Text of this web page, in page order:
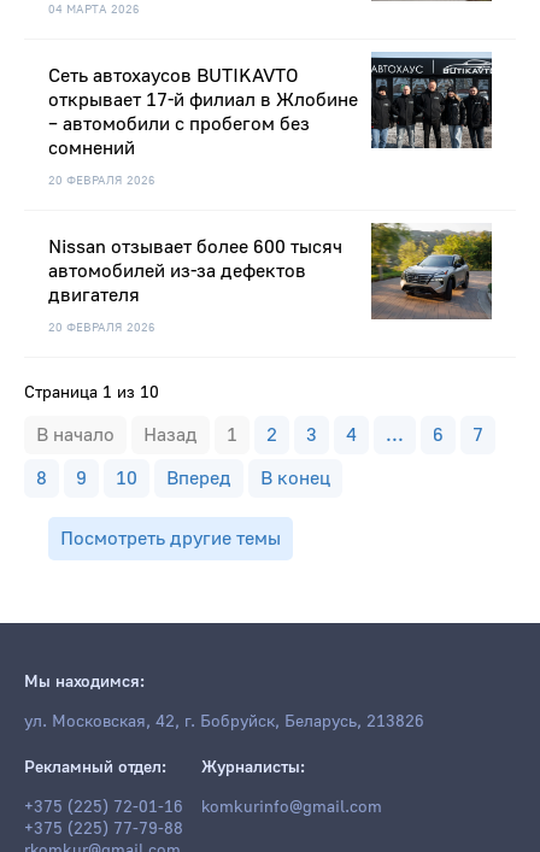
04 МАРТА 2026
20 ФЕВРАЛЯ 2026
Сеть автохаусов BUTIKAVTO
открывает 17-й филиал в Жлобине
– автомобили с пробегом без
сомнений
20 ФЕВРАЛЯ 2026
Nissan отзывает более 600 тысяч
автомобилей из-за дефектов
двигателя
Страница 1 из 10
В начало Назад 1 2 3 4 ... 6
7
8
9 10 Вперед В конец
Посмотреть другие темы
Мы находимся:
ул. Московская, 42, г. Бобруйск, Беларусь, 213826
Рекламный отдел:
+375 (225) 72-01-16
+375 (225) 77-79-88
Журналисты:
komkurinfo@gmail.com